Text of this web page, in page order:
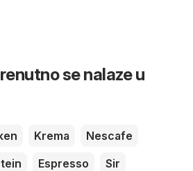
se nalaze u
Krema
Nescafe
Espresso
Sir